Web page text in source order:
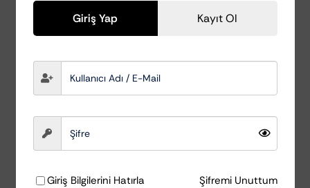
Giriş Yap Kayıt Ol
Giriş Bilgilerini Hatırla Şifremi Unuttum